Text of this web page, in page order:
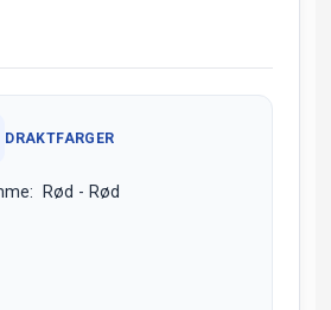
DRAKTFARGER
Rød - Rød